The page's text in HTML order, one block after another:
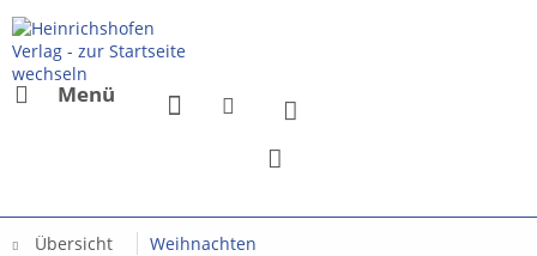
Menü
Übersicht Weihnachten